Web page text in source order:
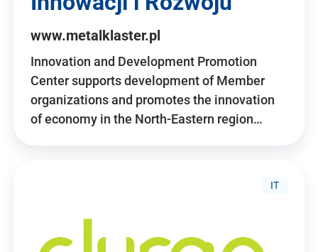
www.metalklaster.pl
Innovation and Development Promotion
Center supports development of Member
organizations and promotes the innovation
of economy in the North-Eastern region…
IT